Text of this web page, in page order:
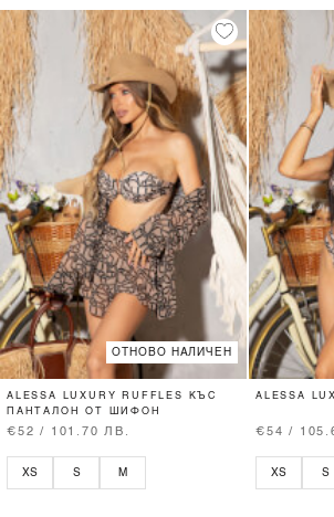
ОТНОВО НАЛИЧЕН
ALESSA LUXURY RUFFLES КЪС
ПАНТАЛОН ОТ ШИФОН
€52 / 101.70 ЛВ.
XS S M
ALESSA
€54 /
XS S